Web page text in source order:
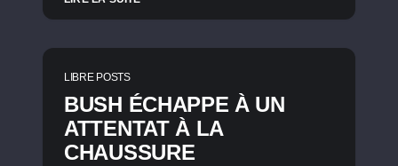
LIBRE POSTS
BUSH ÉCHAPPE À UN
ATTENTAT À LA
CHAUSSURE